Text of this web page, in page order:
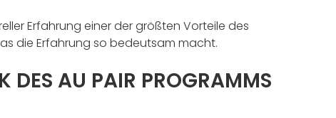
Erfahrung einer der größten Vorteile des
die Erfahrung so bedeutsam macht.
DES AU PAIR PROGRAMMS